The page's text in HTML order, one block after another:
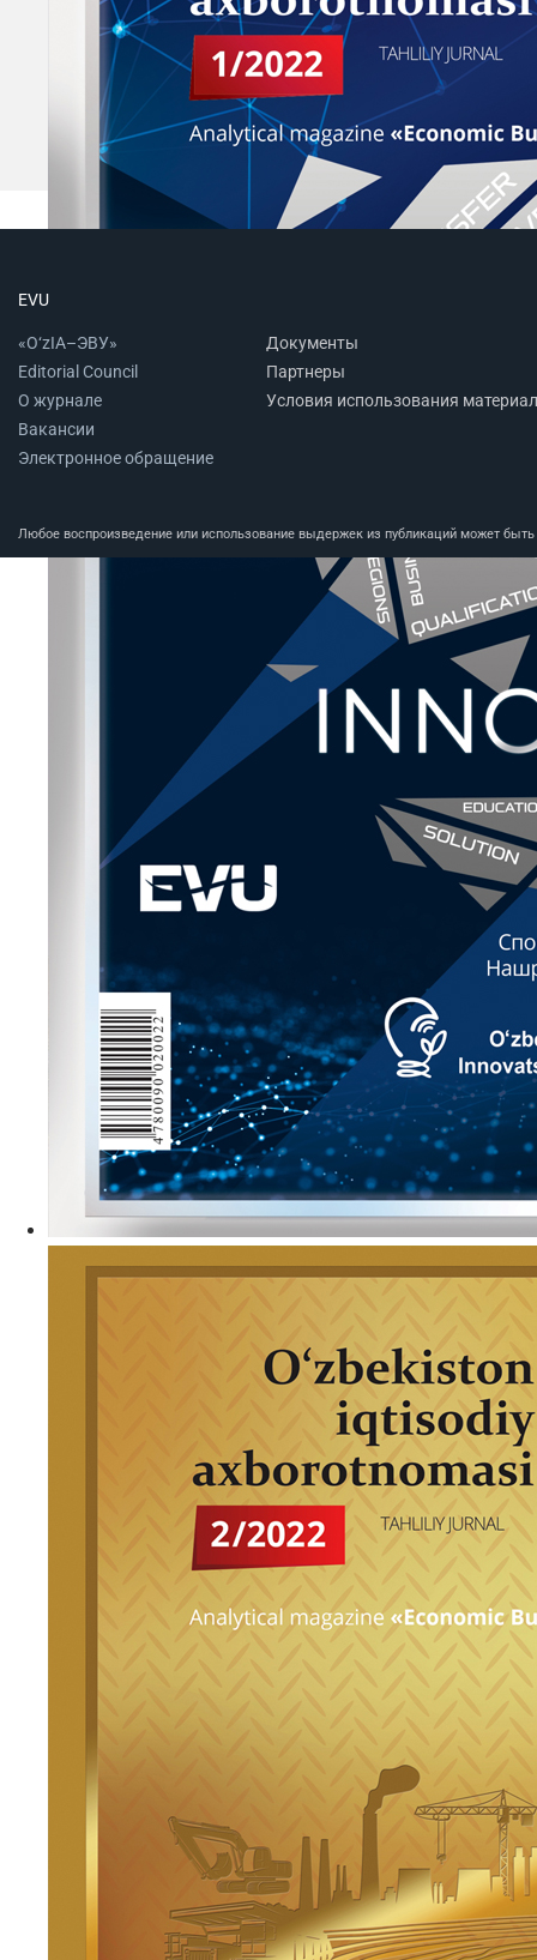
EVU
«O‘zIA–ЭВУ»
Editorial Council
О журнале
Вакансии
Электронное обращение
Документы
Партнеры
Условия использования
Любое воспроизведение или использование выдержек из публикаций может